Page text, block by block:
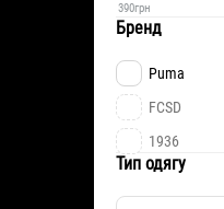
390грн
Бренд
Puma
FCSD
1936
Тип одягу